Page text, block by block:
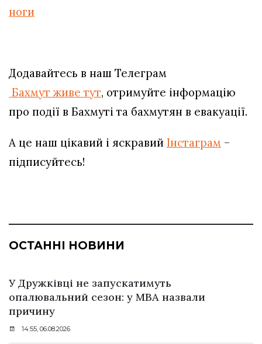
ноги
Додавайтесь в наш Телеграм
Бахмут живе тут, отримуйте інформацію
про події в Бахмуті та бахмутян в евакуації.
А це наш цікавий і яскравий Інстаграм –
підписуйтесь!
ОСТАННІ НОВИНИ
У Дружківці не запускатимуть
опалювальний сезон: у МВА назвали
причину
14:55, 06.08.2026